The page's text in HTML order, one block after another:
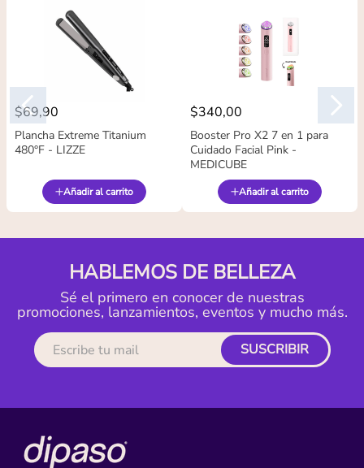
$69,90
Plancha Extreme Titanium
480°F - LIZZE
Añadir al carrito
$340,00
Booster Pro X2 7 en 1 para
Cuidado Facial Pink -
MEDICUBE
Añadir al carrito
HABLEMOS DE BELLEZA
Sé el primero en conocer de nuestras
promociones, lanzamientos, eventos y mucho más.
SUSCRIBIR